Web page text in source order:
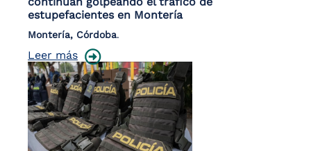
estupefacientes en Montería
Montería, Córdoba.
Leer más